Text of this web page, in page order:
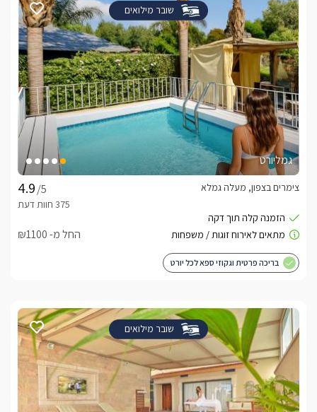
שובר מילואים
גמליורט
/5
צימרים בצפון, מעלה גמלא
החל מ- ₪1100
בריכה פרטית וגקוזי ספא לכל יורט
שובר מילואים